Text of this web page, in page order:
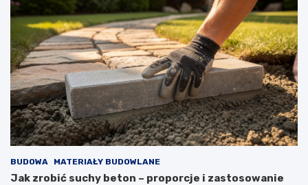
BUDOWA MATERIAŁY BUDOWLANE
Jak zrobić suchy beton – proporcje i zastosowanie